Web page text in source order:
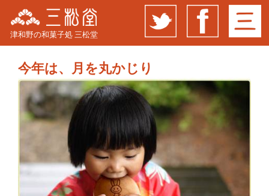
津和野の和菓子処 三松堂
今年は、月を丸かじり